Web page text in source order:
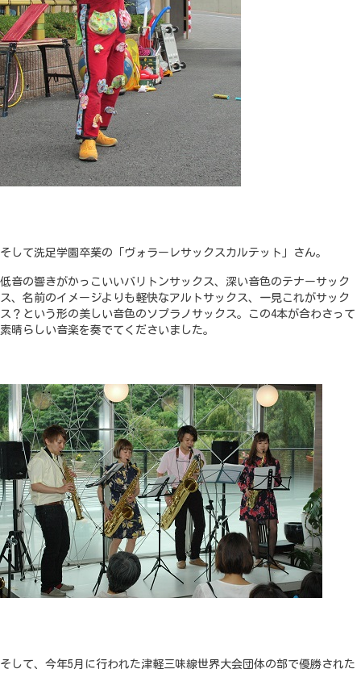
そして洗足学園卒業の「ヴォラーレサックスカルテット」さん。
低音の響きがかっこいいバリトンサックス、深い音色のテナーサック
ス、名前のイメージよりも軽快なアルトサックス、一見これがサック
ス？という形の美しい音色のソプラノサックス。この4本が合わさって
素晴らしい音楽を奏でてくださいました。
そして、今年5月に行われた津軽三味線世界大会団体の部で優勝された